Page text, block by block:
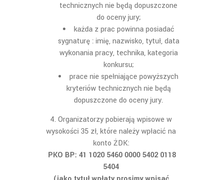
technicznych nie będą dopuszczone
do oceny jury;
każda z prac powinna posiadać
sygnaturę : imię, nazwisko, tytuł, data
wykonania pracy, technika, kategoria
konkursu;
prace nie spełniające powyższych
kryteriów technicznych nie będą
dopuszczone do oceny jury.
Organizatorzy pobierają wpisowe w
wysokości 35 zł, które należy wpłacić na
konto ŻDK:
PKO BP: 41 1020 5460 0000 5402 0118
5404